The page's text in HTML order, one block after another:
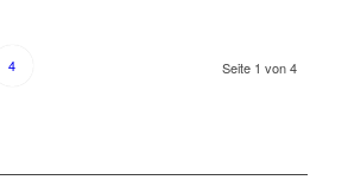
Seite 1 von 4
4